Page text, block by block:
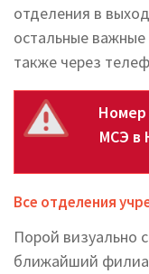
отделения в
остальные
также через
Номер
МСЭ в
Все отделения
Порой визуально
ближайший